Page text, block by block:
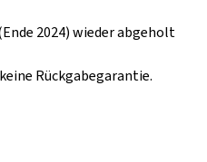
2024) wieder abgeholt
Rückgabegarantie.